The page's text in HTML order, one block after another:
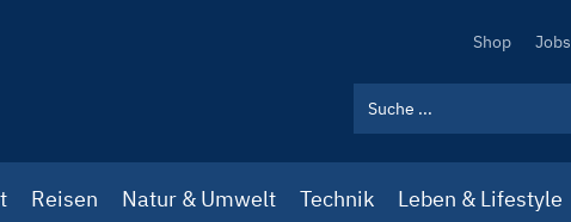
Secondary
Shop Jobs
Reisen Natur & Umwelt Technik Leben & Lifestyle